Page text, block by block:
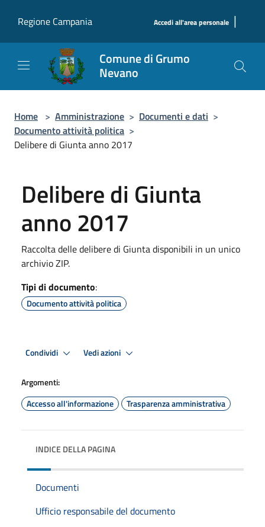
Regione Campania
Accedi all'area personale |
Comune di Grumo
Nevano
Home > Amministrazione > Documenti e dati >
Documento attività politica >
Delibere di Giunta anno 2017
Delibere di Giunta
anno 2017
Raccolta delle delibere di Giunta disponibili in un unico
archivio ZIP.
Tipi di documento:
Documento attività politica
Condividi Vedi azioni
Argomenti:
Accesso all'informazione
Trasparenza amministrativa
INDICE DELLA PAGINA
Documenti
Ufficio responsabile del documento